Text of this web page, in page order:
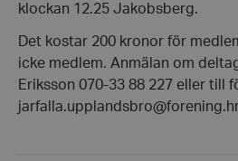
klockan 12.25 Jakobsberg.
Det kostar 200 kronor för
icke medlem. Anmälan om
Eriksson 070-33 88 227 eller till